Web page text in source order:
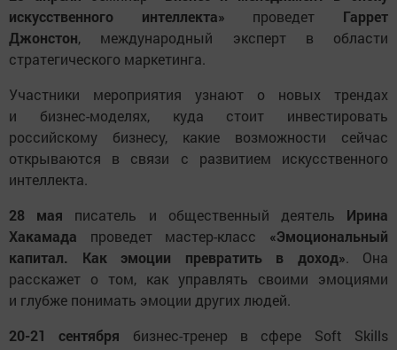
искусственного интеллекта» проведет Гаррет
Джонстон, международный эксперт в области
стратегического маркетинга.
Участники мероприятия узнают о новых трендах
и бизнес-моделях, куда стоит инвестировать
российскому бизнесу, какие возможности сейчас
открываются в связи с развитием искусственного
интеллекта.
28 мая писатель и общественный деятель Ирина
Хакамада проведет мастер-класс «Эмоциональный
капитал. Как эмоции превратить в доход». Она
расскажет о том, как управлять своими эмоциями
и глубже понимать эмоции других людей.
20-21 сентября бизнес-тренер в сфере Soft Skills